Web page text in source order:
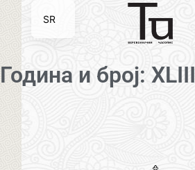
Година и број: XLIII
SR
EN